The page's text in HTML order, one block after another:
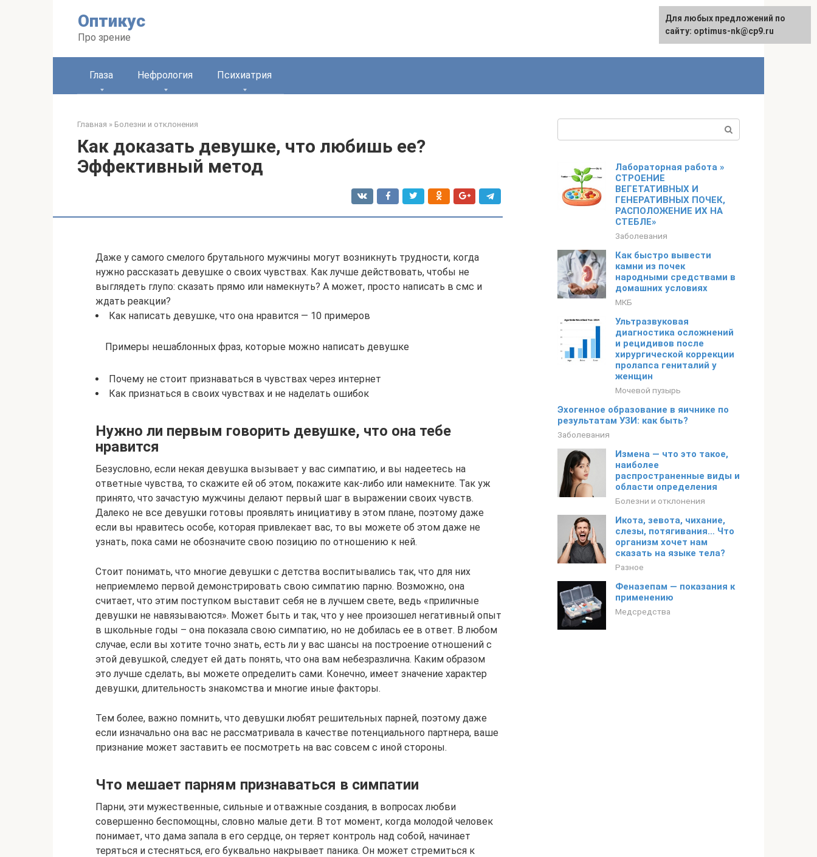
Оптикус
Про зрение
English
Глаза Нефрология Психиатрия
Главная » Болезни и отклонения
Как доказать девушке, что любишь ее?
Эффективный метод
Даже у самого смелого брутального мужчины могут возникнуть трудности, когда
нужно рассказать девушке о своих чувствах. Как лучше действовать, чтобы не
выглядеть глупо: сказать прямо или намекнуть? А может, просто написать в смс и
ждать реакции?
Как написать девушке, что она нравится — 10 примеров
Примеры нешаблонных фраз, которые можно написать девушке
Почему не стоит признаваться в чувствах через интернет
Как признаться в своих чувствах и не наделать ошибок
Нужно ли первым говорить девушке, что она тебе
нравится
Безусловно, если некая девушка вызывает у вас симпатию, и вы надеетесь на
ответные чувства, то скажите ей об этом, покажите как-либо или намекните. Так уж
принято, что зачастую мужчины делают первый шаг в выражении своих чувств.
Далеко не все девушки готовы проявлять инициативу в этом плане, поэтому даже
если вы нравитесь особе, которая привлекает вас, то вы можете об этом даже не
узнать, пока сами не обозначите свою позицию по отношению к ней.
Стоит понимать, что многие девушки с детства воспитывались так, что для них
неприемлемо первой демонстрировать свою симпатию парню. Возможно, она
считает, что этим поступком выставит себя не в лучшем свете, ведь «приличные
девушки не навязываются». Может быть и так, что у нее произошел негативный опыт
в школьные годы – она показала свою симпатию, но не добилась ее в ответ. В любом
случае, если вы хотите точно знать, есть ли у вас шансы на построение отношений с
этой девушкой, следует ей дать понять, что она вам небезразлична. Каким образом
это лучше сделать, вы можете определить сами. Конечно, имеет значение характер
девушки, длительность знакомства и многие иные факторы.
Тем более, важно помнить, что девушки любят решительных парней, поэтому даже
если изначально она вас не рассматривала в качестве потенциального партнера, ваше
признание может заставить ее посмотреть на вас совсем с иной стороны.
Что мешает парням признаваться в симпатии
Парни, эти мужественные, сильные и отважные создания, в вопросах любви
совершенно беспомощны, словно малые дети. В тот момент, когда молодой человек
понимает, что дама запала в его сердце, он теряет контроль над собой, начинает
теряться и стесняться, его буквально накрывает паника. Он может стремиться к
Лабораторная работа »
СТРОЕНИЕ
ВЕГЕТАТИВНЫХ И
ГЕНЕРАТИВНЫХ ПОЧЕК,
РАСПОЛОЖЕНИЕ ИХ НА
СТЕБЛЕ»
Заболевания
Как быстро вывести
камни из почек
народными средствами в
домашних условиях
МКБ
Ультразвуковая
диагностика осложнений
и рецидивов после
хирургической коррекции
пролапса гениталий у
женщин
Мочевой пузырь
Эхогенное образование в яичнике по
результатам УЗИ: как быть?
Заболевания
Измена — что это такое,
наиболее
распространенные виды и
области определения
Болезни и отклонения
Икота, зевота, чихание,
слезы, потягивания… Что
организм хочет нам
сказать на языке тела?
Разное
Феназепам — показания к
применению
Медсредства
Для любых предложений по
сайту: optimus-nk@cp9.ru